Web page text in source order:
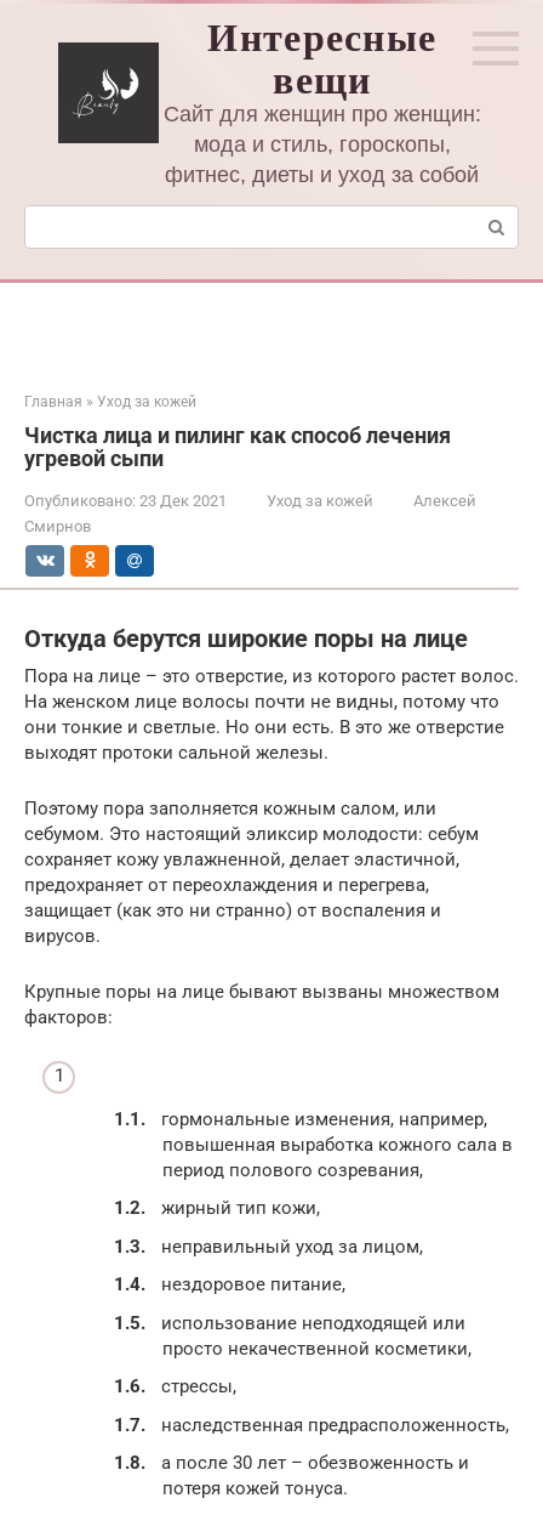
Интересные
вещи
Сайт для женщин про женщин:
мода и стиль, гороскопы,
фитнес, диеты и уход за собой
Поиск:
Главная » Уход за кожей
Чистка лица и пилинг как способ лечения
угревой сыпи
Опубликовано: 23 Дек 2021 Уход за кожей
Алексей
Смирнов
Откуда берутся широкие поры на лице
Пора на лице – это отверстие, из которого растет волос.
На женском лице волосы почти не видны, потому что
они тонкие и светлые. Но они есть. В это же отверстие
выходят протоки сальной железы.
Поэтому пора заполняется кожным салом, или
себумом. Это настоящий эликсир молодости: себум
сохраняет кожу увлажненной, делает эластичной,
предохраняет от переохлаждения и перегрева,
защищает (как это ни странно) от воспаления и
вирусов.
Крупные поры на лице бывают вызваны множеством
факторов:
гормональные изменения, например,
повышенная выработка кожного сала в
период полового созревания,
жирный тип кожи,
неправильный уход за лицом,
нездоровое питание,
использование неподходящей или
просто некачественной косметики,
стрессы,
наследственная предрасположенность,
а после 30 лет – обезвоженность и
потеря кожей тонуса.